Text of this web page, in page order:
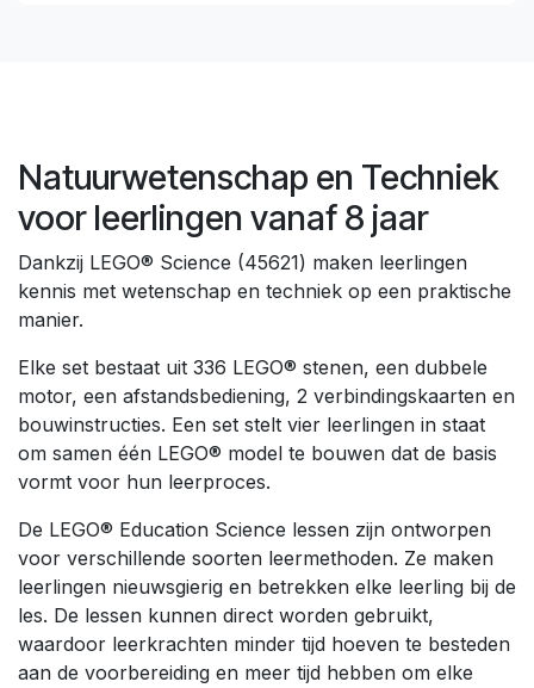
Natuurwetenschap en Techniek
voor leerlingen vanaf 8 jaar
Dankzij LEGO® Science (45621) maken leerlingen
kennis met wetenschap en techniek op een praktische
manier.
Elke set bestaat uit 336 LEGO® stenen, een dubbele
motor, een afstandsbediening, 2 verbindingskaarten en
bouwinstructies. Een set stelt vier leerlingen in staat
om samen één LEGO® model te bouwen dat de basis
vormt voor hun leerproces.
De LEGO® Education Science lessen zijn ontworpen
voor verschillende soorten leermethoden. Ze maken
leerlingen nieuwsgierig en betrekken elke leerling bij de
les. De lessen kunnen direct worden gebruikt,
waardoor leerkrachten minder tijd hoeven te besteden
aan de voorbereiding en meer tijd hebben om elke